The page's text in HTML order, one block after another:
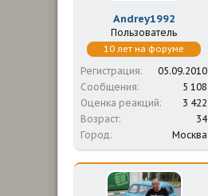
Andrey1992
Пользователь
10 лет на форуме
Регистрация
05.09.2010
Сообщения
5 108
Оценка реакций
3 422
Возраст
34
Город
Москва